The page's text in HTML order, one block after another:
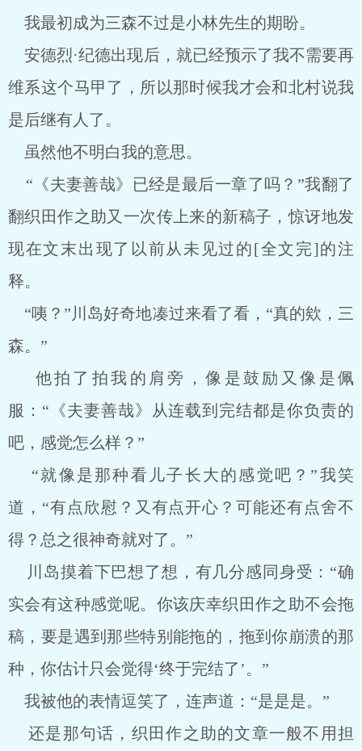
我最初成为三森不过是小林先生的期盼。
安德烈·纪德出现后，就已经预示了我不需要再
维系这个马甲了，所以那时候我才会和北村说我
是后继有人了。
虽然他不明白我的意思。
“《夫妻善哉》已经是最后一章了吗？”我翻了
翻织田作之助又一次传上来的新稿子，惊讶地发
现在文末出现了以前从未见过的[全文完]的注
释。
“咦？”川岛好奇地凑过来看了看，“真的欸，三
森。”
他拍了拍我的肩旁，像是鼓励又像是佩
服：“《夫妻善哉》从连载到完结都是你负责的
吧，感觉怎么样？”
“就像是那种看儿子长大的感觉吧？”我笑
道，“有点欣慰？又有点开心？可能还有点舍不
得？总之很神奇就对了。”
川岛摸着下巴想了想，有几分感同身受：“确
实会有这种感觉呢。你该庆幸织田作之助不会拖
稿，要是遇到那些特别能拖的，拖到你崩溃的那
种，你估计只会觉得‘终于完结了’。”
我被他的表情逗笑了，连声道：“是是是。”
还是那句话，织田作之助的文章一般不用担